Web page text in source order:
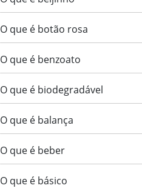
O que é botão rosa
O que é benzoato
O que é biodegradável
O que é balança
O que é beber
O que é básico